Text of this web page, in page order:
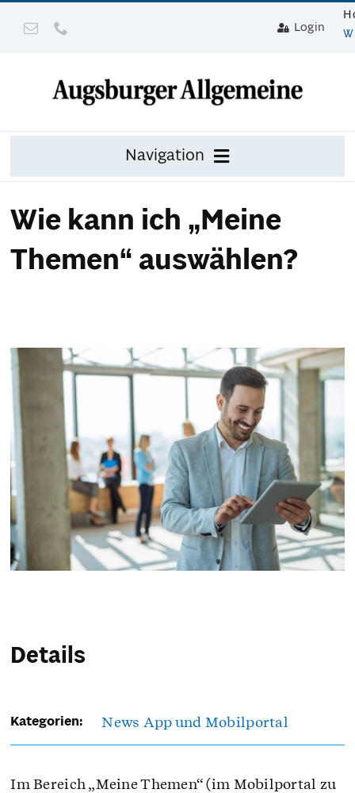
Inhalt
Login
Navigation
Service & Hilfe
Unternehmens-Paket
Mein Konto
Suche
Wie kann ich „Meine
Themen“ auswählen?
Im Bereich „Meine Themen“ (im Mobilportal zu
Details
Kategorien: News App und Mobilportal